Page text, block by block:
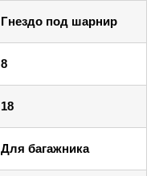
Гнездо под шарнир
8
18
Для багажника